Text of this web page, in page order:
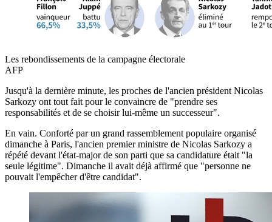
Les rebondissements de la campagne électorale
AFP
Jusqu'à la dernière minute, les proches de l'ancien président Nicolas
Sarkozy ont tout fait pour le convaincre de "prendre ses
responsabilités et de se choisir lui-même un successeur".
En vain. Conforté par un grand rassemblement populaire organisé
dimanche à Paris, l'ancien premier ministre de Nicolas Sarkozy a
répété devant l'état-major de son parti que sa candidature était "la
seule légitime". Dimanche il avait déjà affirmé que "personne ne
pouvait l'empêcher d'être candidat".